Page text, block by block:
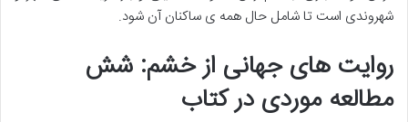
شهروندی است تا شامل حال همه ی ساکنان آن شود.
روایت های جهانی از خشم: شش
مطالعه موردی در کتاب